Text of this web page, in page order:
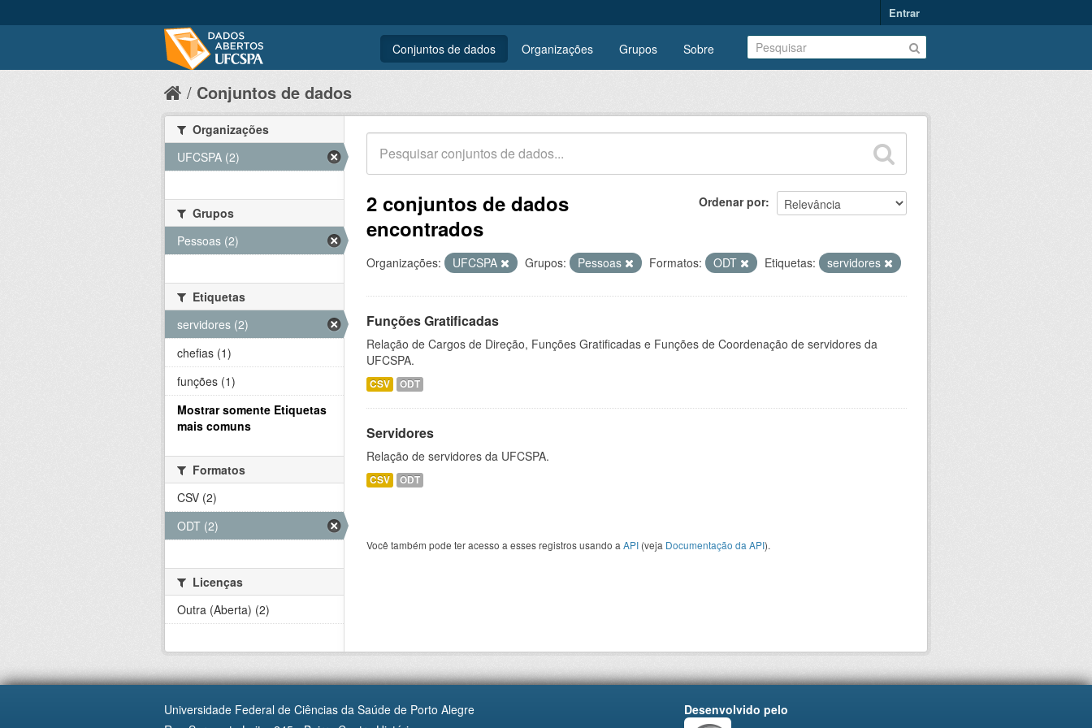
Entrar
Conjuntos de dados Organizações Grupos Sobre
Conjuntos de dados
Ordenar por
2 conjuntos de dados
encontrados
Organizações: UFCSPA Grupos: Pessoas Formatos: ODT Etiquetas: servidores
Funções Gratificadas
Relação de Cargos de Direção, Funções Gratificadas e Funções de Coordenação de servidores da
UFCSPA.
CSV ODT
Servidores
Relação de servidores da UFCSPA.
CSV ODT
Você também pode ter acesso a esses registros usando a API (veja Documentação da API).
Organizações
UFCSPA (2)
Grupos
Pessoas (2)
Etiquetas
servidores (2)
chefias (1)
funções (1)
Mostrar somente Etiquetas
mais comuns
Formatos
CSV (2)
ODT (2)
Licenças
Outra (Aberta) (2)
Universidade Federal de Ciências da Saúde de Porto Alegre
Desenvolvido pelo